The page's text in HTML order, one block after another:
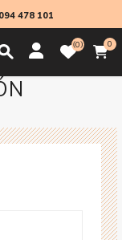
094 478 101
0 0